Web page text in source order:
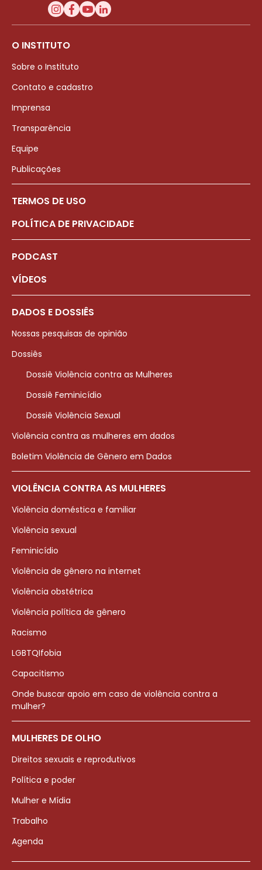
O INSTITUTO
Sobre o Instituto
Contato e cadastro
Imprensa
Transparência
Equipe
Publicações
TERMOS DE USO
POLÍTICA DE PRIVACIDADE
PODCAST
VÍDEOS
DADOS E DOSSIÊS
Nossas pesquisas de opinião
Dossiês
Dossiê Violência contra as Mulheres
Dossiê Feminicídio
Dossiê Violência Sexual
Violência contra as mulheres em dados
Boletim Violência de Gênero em Dados
VIOLÊNCIA CONTRA AS MULHERES
Violência doméstica e familiar
Violência sexual
Feminicídio
Violência de gênero na internet
Violência obstétrica
Violência política de gênero
Racismo
LGBTQIfobia
Capacitismo
Onde buscar apoio em caso de violência contra a
mulher?
MULHERES DE OLHO
Direitos sexuais e reprodutivos
Política e poder
Mulher e Mídia
Trabalho
Agenda